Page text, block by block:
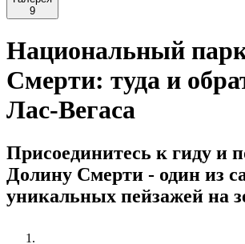
9
Национальный
Смерти: туда и
Лас-Вегаса
Присоединитесь к гиду и
Долину Смерти - один из
уникальных пейзажей на